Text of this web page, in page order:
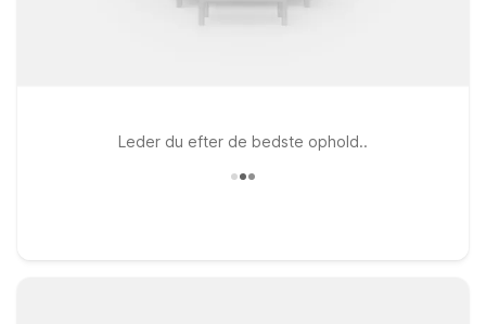
Leder du efter de bedste ophold..